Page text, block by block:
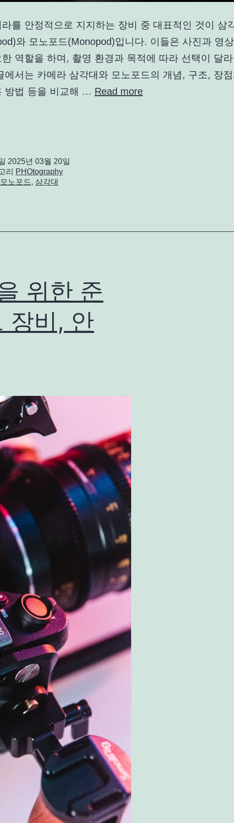
라를 안정적으로 지지하는 장비 중 대표적인 것이 삼
와 모노포드(Monopod)입니다. 이들은 사진과 영
한 역할을 하며, 촬영 환경과 목적에 따라 선택이 달라
에서는 카메라 삼각대와 모노포드의 개념, 구조, 장
방법 등을 비교해 … Read more
2025년 03월 20일
리
PHOtography
모노포드, 삼각대
위한 준
장비, 안